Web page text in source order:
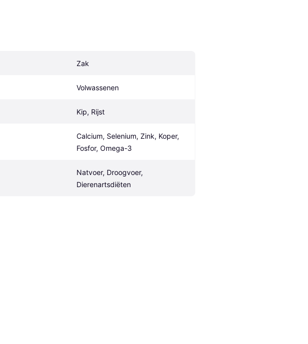
Zak
Volwassenen
Kip, Rijst
Calcium, Selenium, Zink, Koper,
Fosfor, Omega-3
Natvoer, Droogvoer,
Dierenartsdiëten